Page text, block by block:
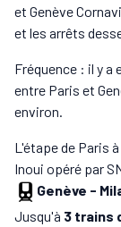
et Genève
et les arrêts
Fréquence : il y a
entre Paris et
environ.
L'étape de Paris à
Inoui opéré par
Genève -
Jusqu'à 3 trains